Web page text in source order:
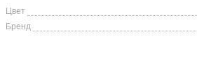
Цвет
Бренд